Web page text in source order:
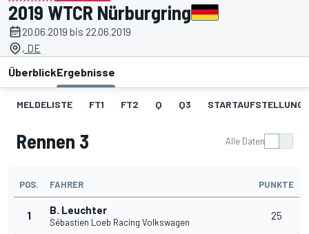
präsentiert von
2019 WTCR Nürburgring
20.06.2019 bis 22.06.2019
, DE
ÜberblickErgebnisse
MELDELISTE FT1 FT2 Q Q3 STARTAUFSTELLUNG 1
Rennen 3 Alle Daten
POS. FAHRER PUNKTE
1 B. Leuchter
Sébastien Loeb Racing Volkswagen
25